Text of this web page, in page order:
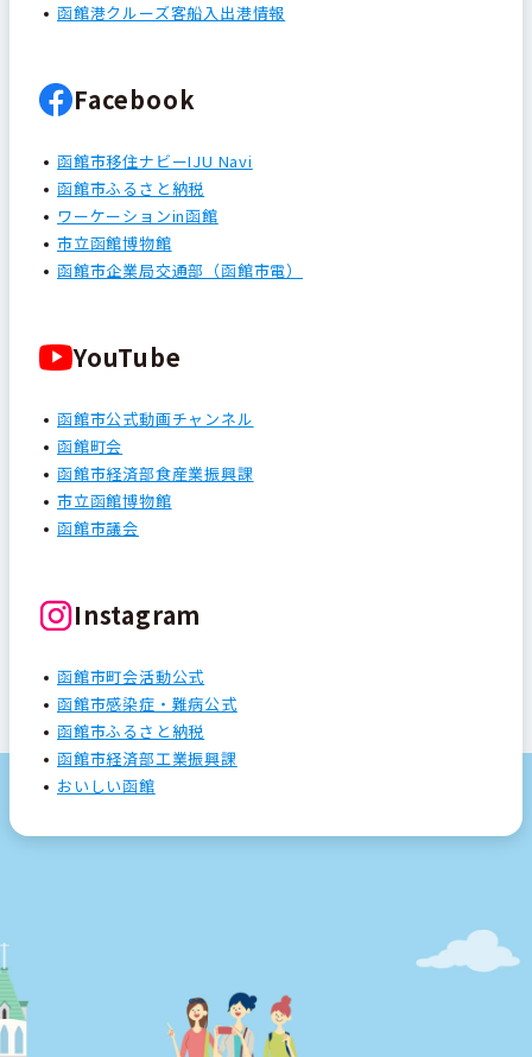
函館港クルーズ客船入出港情報
Facebook
函館市移住ナビーIJU Navi
函館市ふるさと納税
ワーケーションin函館
市立函館博物館
函館市企業局交通部（函館市電）
YouTube
函館市公式動画チャンネル
函館町会
函館市経済部食産業振興課
市立函館博物館
函館市議会
Instagram
函館市町会活動公式
函館市感染症・難病公式
函館市ふるさと納税
函館市経済部工業振興課
おいしい函館